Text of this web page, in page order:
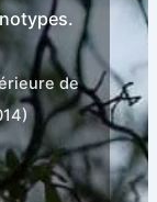
de